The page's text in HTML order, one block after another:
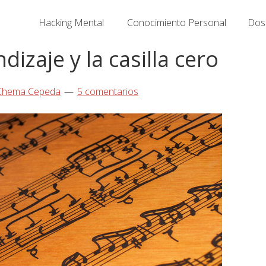
Hacking Mental Conocimiento Personal
y la casilla cero
Cepeda 5 comentarios